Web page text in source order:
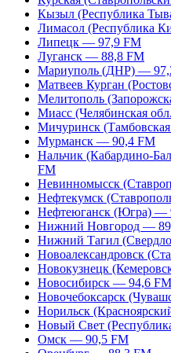
Кызыл (Республика
Лимасол (Республика
Липецк — 97,9 FM
Луганск — 88,8 FM
Мариуполь (ДНР) —
Матвеев Курган
Мелитополь
Миасс (Челябинская
Мичуринск
Мурманск — 90,4 FM
Нальчик (Кабардино-
FM
Невинномысск
Нефтекумск
Нефтеюганск (Югра) —
Нижний Новгород —
Нижний Тагил
Новоалександровск
Новокузнецк
Новосибирск — 94,6 FM
Новочебоксарск
Норильск
Новый Свет
Омск — 90,5 FM